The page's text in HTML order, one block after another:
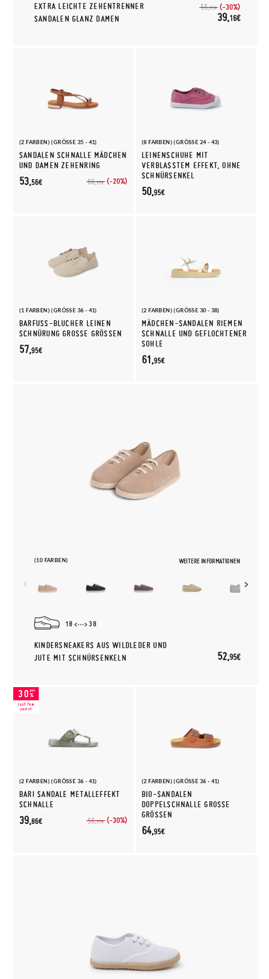
EXTRA LEICHTE ZEHENTRENNER
SANDALEN GLANZ DAMEN
55,95€ (-30%)
39,16€
(2 FARBEN) (GRÖSSE 35 - 41)
SANDALEN SCHNALLE MÄDCHEN
UND DAMEN ZEHENRING
66,95€ (-20%)
53,56€
(8 FARBEN) (GRÖSSE 24 - 43)
LEINENSCHUHE MIT
VERBLASSTEM EFFEKT, OHNE
SCHNÜRSENKEL
50,95€
(1 FARBEN) (GRÖSSE 36 - 41)
BARFUSS-BLUCHER LEINEN S
CHNÜRUNG GROSSE GRÖSSEN
57,95€
(2 FARBEN) (GRÖSSE 30 - 38)
MÄDCHEN-SANDALEN RIEMEN
SCHNALLE UND GEFLOCHTENER
SOHLE
61,95€
(10 FARBEN) WEITERE INFORMATIONEN
18 38
KINDERSNEAKERS AUS WILDLEDER UND
JUTE MIT SCHNÜRSENKELN
52,95€
(2 FARBEN) (GRÖSSE 36 - 41)
BARI SANDALE METALLEFFEKT
SCHNALLE
56,95€ (-30%)
39,86€
(2 FARBEN) (GRÖSSE 36 - 41)
BIO-SANDALEN
DOPPELSCHNALLE GROSSE G
RÖSSEN
64,95€